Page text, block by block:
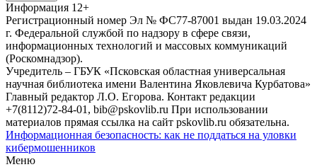
Информация 12+
Регистрационный номер Эл № ФС77-87001 выдан 19.03.2024
г. Федеральной службой по надзору в сфере связи,
информационных технологий и массовых коммуникаций
(Роскомнадзор).
Учредитель – ГБУК «Псковская областная универсальная
научная библиотека имени Валентина Яковлевича Курбатова»
Главный редактор Л.О. Егорова. Контакт редакции
+7(8112)72-84-01, bib@pskovlib.ru При использовании
материалов прямая ссылка на сайт pskovlib.ru обязательна.
Информационная безопасность: как не поддаться на уловки
кибермошенников
Меню